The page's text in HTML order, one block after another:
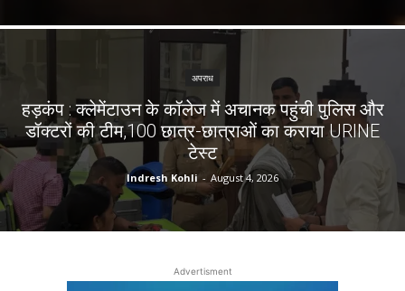
अपराध
हड़कंप : क्लेमेंटाउन के कॉलेज में अचानक पहुंची पुलिस और
डॉक्टरों की टीम,100 छात्र-छात्राओं का कराया URINE
टेस्ट
Indresh Kohli - August 4, 2026
Advertisment